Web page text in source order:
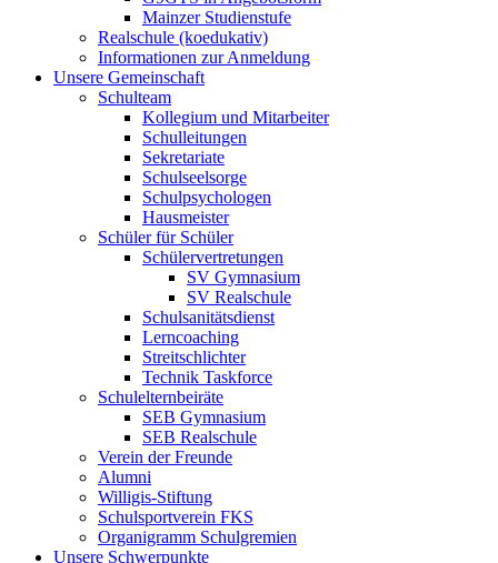
Mainzer Studienstufe
Realschule (koedukativ)
Informationen zur Anmeldung
Unsere Gemeinschaft
Schulteam
Kollegium und Mitarbeiter
Schulleitungen
Sekretariate
Schulseelsorge
Schulpsychologen
Hausmeister
Schüler für Schüler
Schülervertretungen
SV Gymnasium
SV Realschule
Schulsanitätsdienst
Lerncoaching
Streitschlichter
Technik Taskforce
Schulelternbeiräte
SEB Gymnasium
SEB Realschule
Verein der Freunde
Alumni
Willigis-Stiftung
Schulsportverein FKS
Organigramm Schulgremien
Unsere Schwerpunkte